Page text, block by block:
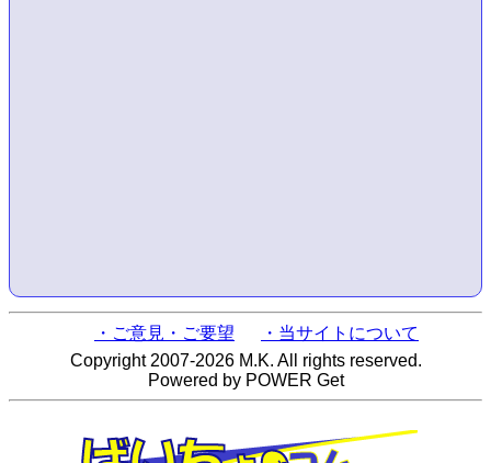
・ご意見・ご要望
・当サイトについて
Copyright 2007-2026 M.K. All rights reserved.
Powered by POWER Get